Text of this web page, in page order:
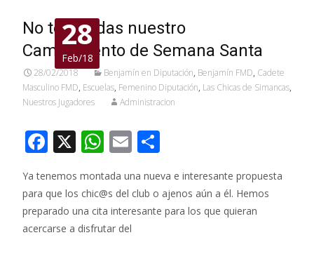
o
o
k
A
p
p
ar
ti
r
28
Feb/18
No te pierdas nuestro
Campamento de Semana Santa
28/02/2018 Benjamín en Diputación, Benjamín FMD, Cadete
Masculino FMD, Escuelas, Femenino Diputación, Las Chicas de Simancas,
Nuestros Jugadores
Administracion
F
e
b
o
X W
h
at
s
A
E
ai
l
m
p
Ya tenemos montada una nueva e interesante propuesta
para que los chic@s del club o ajenos aún a él. Hemos
preparado una cita interesante para los que quieran
acercarse a disfrutar del